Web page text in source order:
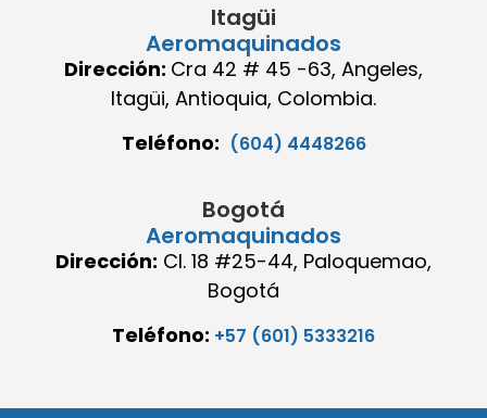
Itagüi
Aeromaquinados
Dirección: Cra 42 # 45 -63, Angeles,
Itagüi, Antioquia, Colombia.
Teléfono: (604) 4448266
Bogotá
Aeromaquinados
Dirección: Cl. 18 #25-44, Paloquemao,
Bogotá
Teléfono: +57 (601) 5333216